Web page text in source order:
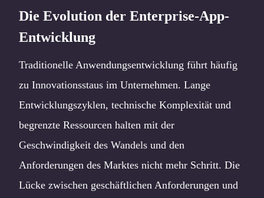
Die Evolution der Enterprise-App-
Entwicklung
Traditionelle Anwendungsentwicklung führt häufig
zu Innovationsstaus im Unternehmen. Lange
Entwicklungszyklen, technische Komplexität und
begrenzte Ressourcen halten mit der
Geschwindigkeit des Wandels und den
Anforderungen des Marktes nicht mehr Schritt. Die
Lücke zwischen geschäftlichen Anforderungen und